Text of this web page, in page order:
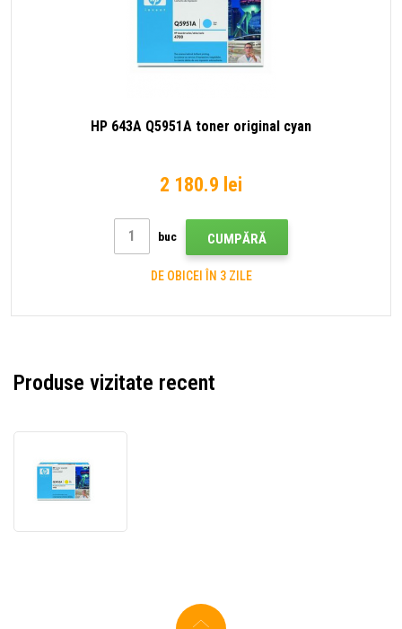
HP 643A Q5951A toner original cyan
2 180.9 lei
buc CUMPĂRĂ
DE OBICEI ÎN 3 ZILE
Produse vizitate recent
(yellow)